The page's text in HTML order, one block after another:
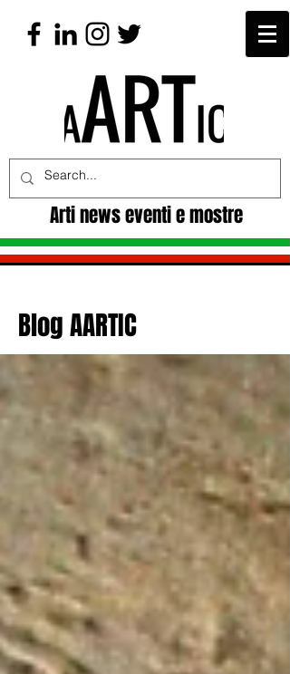
Arti news eventi e mostre
Blog AARTIC